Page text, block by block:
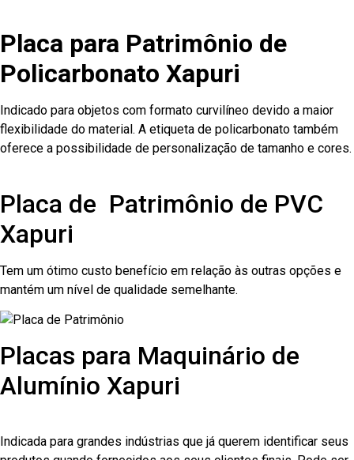
Placa para Patrimônio de
Policarbonato Xapuri
Indicado para objetos com formato curvilíneo devido a maior
flexibilidade do material. A etiqueta de policarbonato também
oferece a possibilidade de personalização de tamanho e cores.
Placa de Patrimônio de PVC
Xapuri
Tem um ótimo custo benefício em relação às outras opções e
mantém um nível de qualidade semelhante.
Placas para Maquinário de
Alumínio Xapuri
Indicada para grandes indústrias que já querem identificar seus